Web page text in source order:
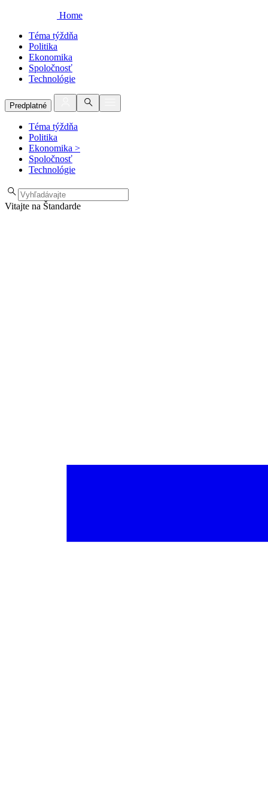
Home
Téma týždňa
Politika
Ekonomika
Spoločnosť
Technológie
Predplatné
Téma týždňa
Politika
Ekonomika >
Spoločnosť
Technológie
Vitajte na Štandarde